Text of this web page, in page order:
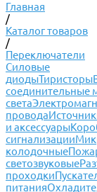
Главная
/
Каталог товаров
/
Переключатели
Силовые
диодыТиристоры
соединительные
света
провода
и аксессуары
сигнализации
колодочные
светозвуковые
проходки
питания